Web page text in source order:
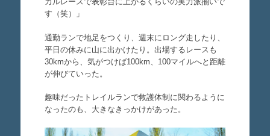
す（笑）」
通勤ランで地足をつくり、週末にロング走したり、
平日の休みに山に出かけたり。出場するレースも
30kmから、気がつけば100km、100マイルへと距離
が伸びていった。
趣味だったトレイルランで救護体制に関わるように
なったのも、大きなきっかけがあった。